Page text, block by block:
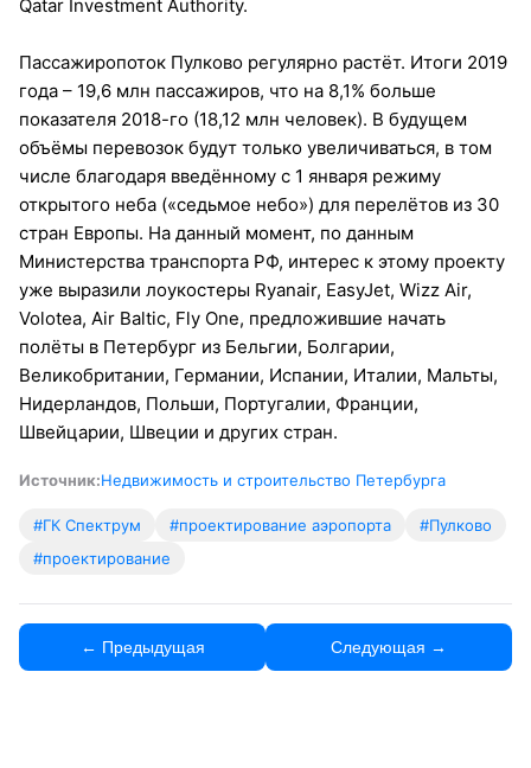
Qatar Investment Authority.
Пассажиропоток Пулково регулярно растёт. Итоги 2019
года – 19,6 млн пассажиров, что на 8,1% больше
показателя 2018-го (18,12 млн человек). В будущем
объёмы перевозок будут только увеличиваться, в том
числе благодаря введённому с 1 января режиму
открытого неба («седьмое небо») для перелётов из 30
стран Европы. На данный момент, по данным
Министерства транспорта РФ, интерес к этому проекту
уже выразили лоукостеры Ryanair, EasyJet, Wizz Air,
Volotea, Air Baltic, Fly One, предложившие начать
полёты в Петербург из Бельгии, Болгарии,
Великобритании, Германии, Испании, Италии, Мальты,
Нидерландов, Польши, Португалии, Франции,
Швейцарии, Швеции и других стран.
Источник:Недвижимость и строительство Петербурга
#ГК Спектрум #проектирование аэропорта
#Пулково
#проектирование
← Предыдущая Следующая →